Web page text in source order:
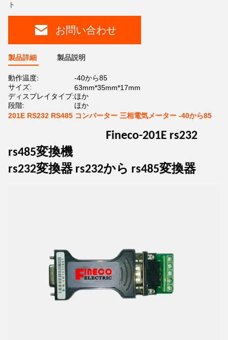
ト
お問い合わせ
製品詳細 製品説明
動作温度:
-40から85
サイズ:
63mm*35mm*17mm
ディスプレイタイプ:ほか
段階:
ほか
201E RS232 RS485 コンバーター 三相電気メーター -40から85
Fineco-201E rs232
rs485変換機
rs232変換器 rs232から rs485変換器